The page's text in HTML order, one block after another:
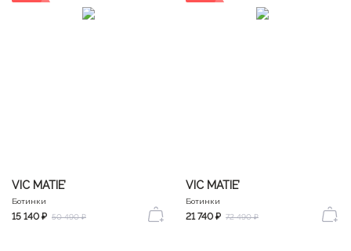
VIC MATIE’
Ботинки
15 140 ₽ 50 490 ₽
VIC MATIE’
Ботинки
21 740 ₽ 72 490 ₽